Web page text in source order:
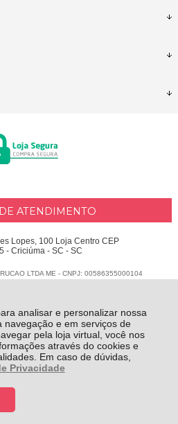
analisar e personalizar nossa
navegação e em serviços de
pela loja virtual, você nos
através do cookies e
Em caso de dúvidas,
Privacidade
ATENDIMENTO
Lopes, 100 Loja Centro CEP
- Criciúma - SC - SC
LTDA ME - CNPJ: 00586355000104